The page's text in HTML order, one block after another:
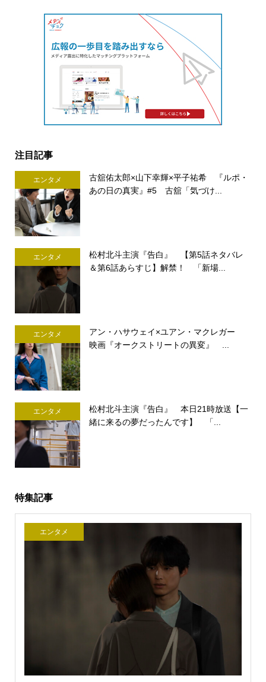
注目記事
エンタメ
古舘佑太郎×山下幸輝×平子祐希 『ルポ・
あの日の真実』#5 古舘「気づけ...
エンタメ
松村北斗主演『告白』 【第5話ネタバレ
＆第6話あらすじ】解禁！ 「新場...
エンタメ
アン・ハサウェイ×ユアン・マクレガー
映画『オークストリートの異変』 ...
エンタメ
松村北斗主演『告白』 本日21時放送【一
緒に来るの夢だったんです】 「...
特集記事
エンタメ